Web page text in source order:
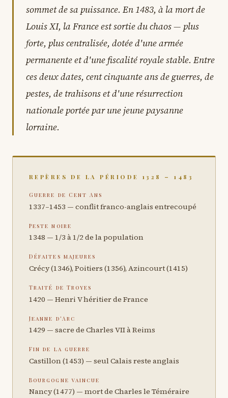
sommet de sa puissance. En 1483, à la mort de
Louis XI, la France est sortie du chaos — plus
forte, plus centralisée, dotée d'une armée
permanente et d'une fiscalité royale stable. Entre
ces deux dates, cent cinquante ans de guerres, de
pestes, de trahisons et d'une résurrection
nationale portée par une jeune paysanne
lorraine.
REPÈRES DE LA PÉRIODE 1328 – 1483
Guerre de Cent Ans
1337–1453 — conflit franco-anglais entrecoupé
Peste noire
1348 — 1/3 à 1/2 de la population
Défaites majeures
Crécy (1346), Poitiers (1356), Azincourt (1415)
Traité de Troyes
1420 — Henri V héritier de France
Jeanne d'Arc
1429 — sacre de Charles VII à Reims
Fin de la guerre
Castillon (1453) — seul Calais reste anglais
Bourgogne vaincue
Nancy (1477) — mort de Charles le Téméraire